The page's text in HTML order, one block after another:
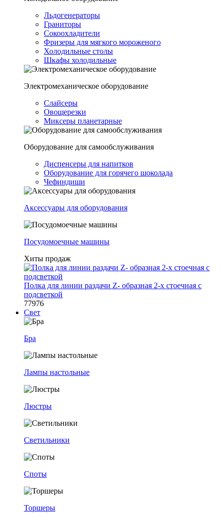
Льдогенераторы
Граниторы
Сокоохладители
Фризеры для мягкого мороженого
Холодильные столы
Шкафы холодильные
Электромеханическое оборудование
Слайсеры
Овощерезки
Миксеры планетарные
Оборудование для самообслуживания
Диспенсеры для напитков
Оборудование для горячего шоколада
Чефиндиши
Аксессуары для оборудования
Посудомоечные машины
Хиты продаж
Полка для линии раздачи Z- образная 2-х стоечная с
подсветкой
77976
Свет
Бра
Лампы настольные
Люстры
Светильники
Споты
Торшеры